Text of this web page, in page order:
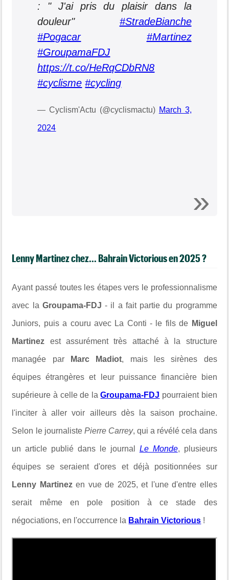
: " J'ai pris du plaisir dans la
douleur" #StradeBianche
#Pogacar
#Martinez
#GroupamaFDJ
https://t.co/HeRqCDbRN8
#cyclisme #cycling
— Cyclism'Actu (@cyclismactu) March 3,
2024
Lenny Martinez chez... Bahrain Victorious en 2025 ?
Ayant passé toutes les étapes vers le professionnalisme
avec la Groupama-FDJ - il a fait partie du programme
Juniors, puis a couru avec La Conti - le fils de Miguel
Martinez est assurément très attaché à la structure
managée par Marc Madiot, mais les sirènes des
équipes étrangères et leur puissance financière bien
supérieure à celle de laGroupama-FDJ pourraient bien
l'inciter à aller voir ailleurs dès la saison prochaine.
Selon le journaliste Pierre Carrey, qui a révélé cela dans
un article publié dans le journal Le Monde, plusieurs
équipes se seraient d'ores et déjà positionnées sur
Lenny Martinezen vue de 2025, et l'une d'entre elles
serait même en pole position à ce stade des
négociations, en l'occurrence la Bahrain Victorious !